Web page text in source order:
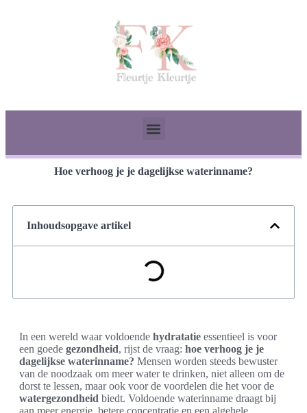
Hoe verhoog je je dagelijkse waterinname?
Inhoudsopgave artikel
In een wereld waar voldoende hydratatie essentieel is voor
een goede gezondheid, rijst de vraag: hoe verhoog je je
dagelijkse waterinname? Mensen worden steeds bewuster
van de noodzaak om meer water te drinken, niet alleen om de
dorst te lessen, maar ook voor de voordelen die het voor de
watergezondheid biedt. Voldoende waterinname draagt bij
aan meer energie, betere concentratie en een algehele